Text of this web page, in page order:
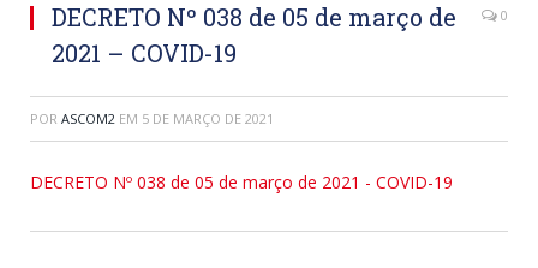
DECRETO Nº 038 de 05 de março de
2021 – COVID-19
0
POR ASCOM2 EM 5 DE MARÇO DE 2021
DECRETO Nº 038 de 05 de março de 2021 - COVID-19